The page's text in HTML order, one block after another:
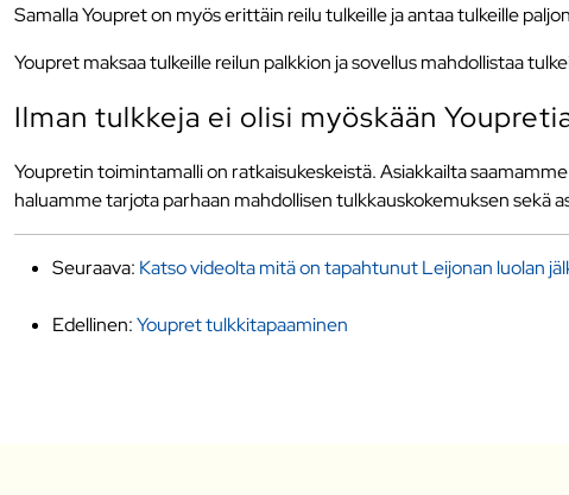
Samalla Youpret on myös erittäin reilu tulkeille ja antaa tulkeille
Youpret maksaa tulkeille reilun palkkion ja sovellus mahdollistaa
Ilman tulkkeja ei olisi myöskään
Youpretin toimintamalli on ratkaisukeskeistä. Asiakkailta
haluamme tarjota parhaan mahdollisen tulkkauskokemuksen sekä
Seuraava: Katso videolta mitä on tapahtunut Leijonan luolan
Edellinen:Youpret tulkkitapaaminen